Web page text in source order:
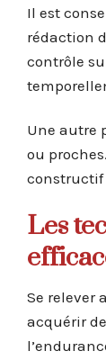
Il est
rédaction
contrôle
Une autre
ou
constructif
Les
Se relever
acquérir